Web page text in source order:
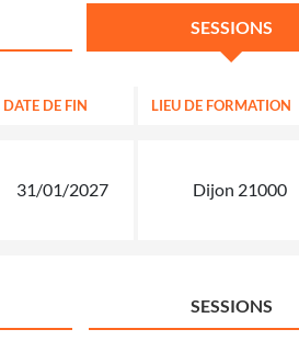
SESSIONS
DATE DE FIN LIEU DE FORMATION
31/01/2027 Dijon 21000
SESSIONS